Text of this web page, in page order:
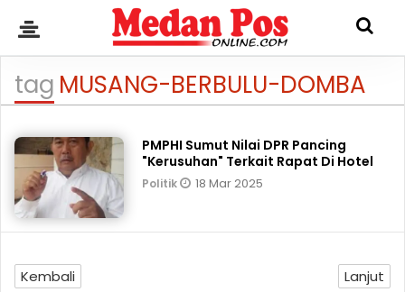
tag MUSANG-BERBULU-DOMBA
PMPHI Sumut Nilai DPR Pancing
"Kerusuhan" Terkait Rapat Di Hotel
Politik 18 Mar 2025
Kembali Lanjut